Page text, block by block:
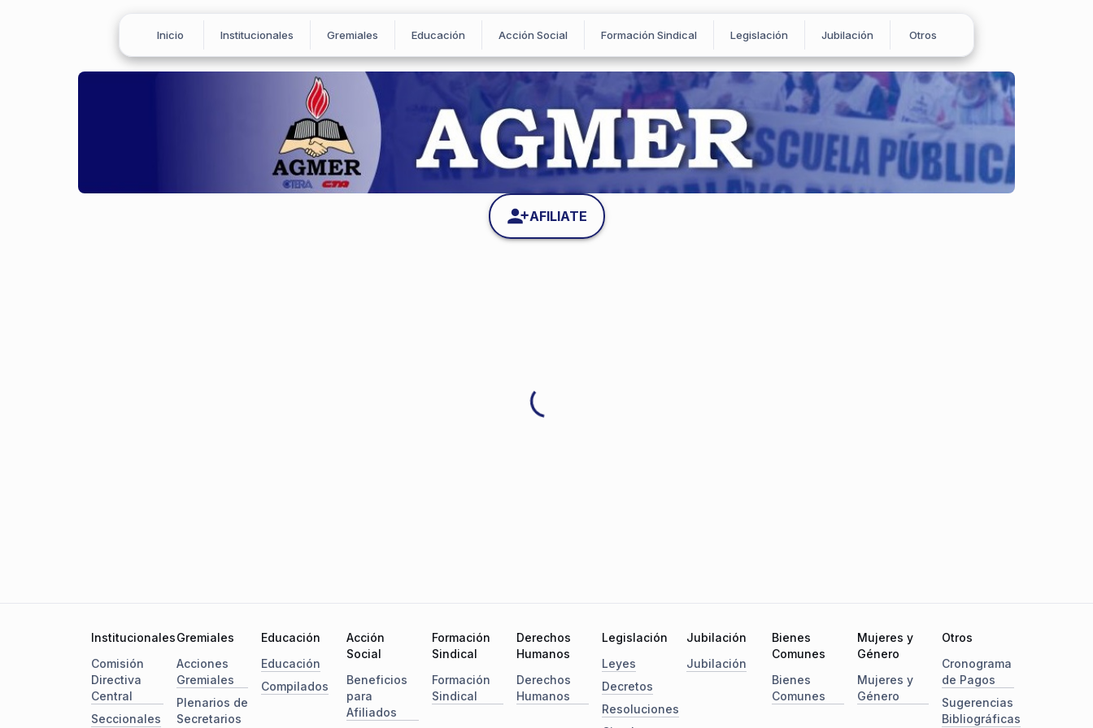
Inicio Institucionales Gremiales Educación Acción Social Formación Sindical Legislación Jubilación Otros
AFILIATE
Institucionales
Comisión
Directiva
Central
Seccionales
Gremiales
Acciones
Gremiales
Plenarios de
Secretarios
Educación
Educación
Compilados
Acción
Social
Beneficios
para
Afiliados
Formación
Sindical
Formación
Sindical
Derechos
Humanos
Derechos
Humanos
Legislación
Leyes
Decretos
Resoluciones
Jubilación
Jubilación
Bienes
Comunes
Bienes
Comunes
Mujeres y
Género
Mujeres y
Género
Otros
Cronograma
de Pagos
Sugerencias
Bibliográficas